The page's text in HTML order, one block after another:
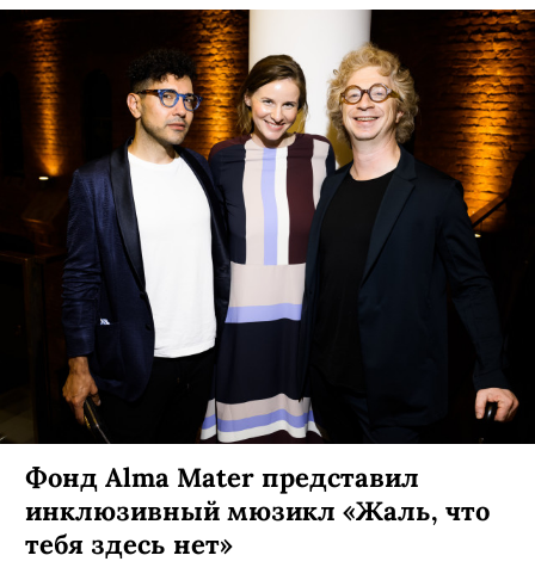
Фонд Alma Mater представил
инклюзивный мюзикл «Жаль, что
тебя здесь нет»